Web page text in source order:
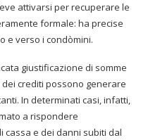
attivarsi per recuperare le
formale: ha precise
e verso i condòmini.
giustificazione di somme
crediti possono generare
In determinati casi, infatti,
a rispondere
cassa e dei danni subiti dal